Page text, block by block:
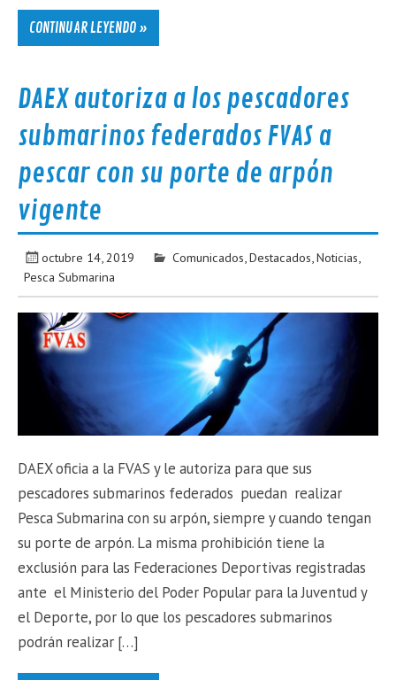
CONTINUAR LEYENDO »
DAEX autoriza a los pescadores
submarinos federados FVAS a
pescar con su porte de arpón
vigente
octubre 14, 2019 Comunicados Destacados Noticias
Pesca Submarina
DAEX oficia a la FVAS y le autoriza para que sus
pescadores submarinos federados puedan realizar
Pesca Submarina con su arpón, siempre y cuando tengan
su porte de arpón. La misma prohibición tiene la
exclusión para las Federaciones Deportivas registradas
ante el Ministerio del Poder Popular para la Juventud y
el Deporte, por lo que los pescadores submarinos
podrán realizar […]